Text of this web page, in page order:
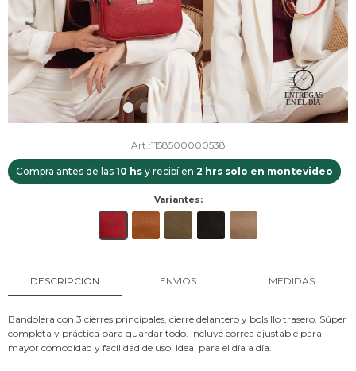
1158500000538
Compra antes de las 10 hs y recibí en 2 hrs solo en montevideo
Variantes:
DESCRIPCION ENVIOS MEDIDAS
Bandolera con 3 cierres principales, cierre delantero y bolsillo trasero. Súper
completa y práctica para guardar todo. Incluye correa ajustable para
mayor comodidad y facilidad de uso. Ideal para el día a día.